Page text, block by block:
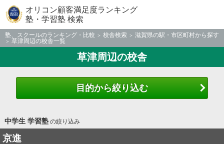
オリコン顧客満足度ランキング
塾・学習塾 検索
塾、スクールのランキング・比較 校舎検索
滋賀県の駅・市区町村から探す
草津周辺の校舎一覧
草津周辺の校舎
目的から絞り込む
中学生 学習塾の絞り込み
京進